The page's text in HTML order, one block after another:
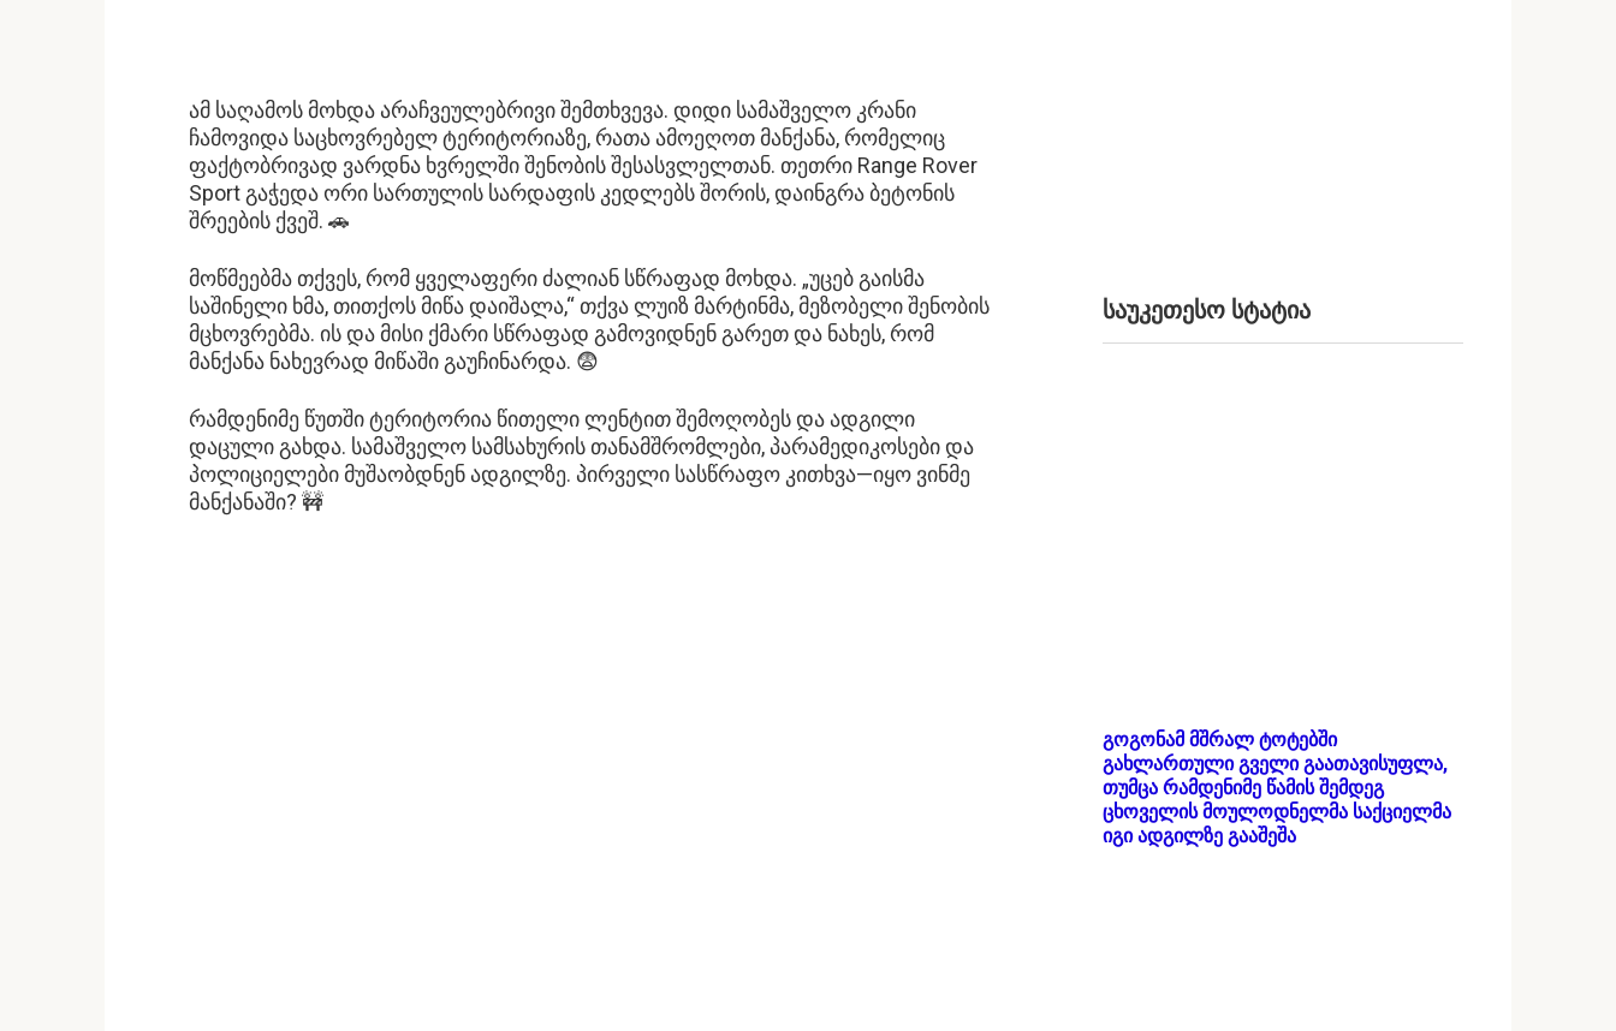
ამ საღამოს მოხდა არაჩვეულებრივი შემთხვევა. დიდი სამაშველო კრანი
ჩამოვიდა საცხოვრებელ ტერიტორიაზე, რათა ამოეღოთ მანქანა, რომელიც
ფაქტობრივად ვარდნა ხვრელში შენობის შესასვლელთან. თეთრი Range Rover
Sport გაჭედა ორი სართულის სარდაფის კედლებს შორის, დაინგრა ბეტონის
შრეების ქვეშ. 🚗
მოწმეებმა თქვეს, რომ ყველაფერი ძალიან სწრაფად მოხდა. „უცებ გაისმა
საშინელი ხმა, თითქოს მიწა დაიშალა,“ თქვა ლუიზ მარტინმა, მეზობელი შენობის
მცხოვრებმა. ის და მისი ქმარი სწრაფად გამოვიდნენ გარეთ და ნახეს, რომ
მანქანა ნახევრად მიწაში გაუჩინარდა. 😨
რამდენიმე წუთში ტერიტორია წითელი ლენტით შემოღობეს და ადგილი
დაცული გახდა. სამაშველო სამსახურის თანამშრომლები, პარამედიკოსები და
პოლიციელები მუშაობდნენ ადგილზე. პირველი სასწრაფო კითხვა—იყო ვინმე
მანქანაში? 🚧
საუკეთესო სტატია
გოგონამ მშრალ ტოტებში
გახლართული გველი გაათავისუფლა,
თუმცა რამდენიმე წამის შემდეგ
ცხოველის მოულოდნელმა საქციელმა
იგი ადგილზე გააშეშა